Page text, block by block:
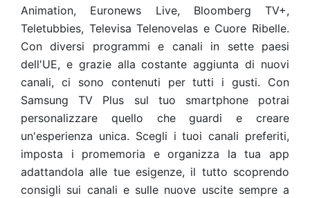
Animation, Euronews Live, Bloomberg TV+,
Teletubbies, Televisa Telenovelas e Cuore Ribelle.
Con diversi programmi e canali in sette paesi
dell'UE, e grazie alla costante aggiunta di nuovi
canali, ci sono contenuti per tutti i gusti. Con
Samsung TV Plus sul tuo smartphone potrai
personalizzare quello che guardi e creare
un'esperienza unica. Scegli i tuoi canali preferiti,
imposta i promemoria e organizza la tua app
adattandola alle tue esigenze, il tutto scoprendo
consigli sui canali e sulle nuove uscite sempre a